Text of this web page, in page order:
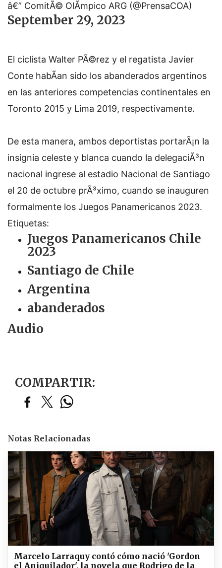
â€” ComitÃ© OlÃ­mpico ARG (@PrensaCOA)
September 29, 2023
El ciclista Walter PÃ©rez y el regatista Javier
Conte habÃ­an sido los abanderados argentinos
en las anteriores competencias continentales en
Toronto 2015 y Lima 2019, respectivamente.
De esta manera, ambos deportistas portarÃ¡n la
insignia celeste y blanca cuando la delegaciÃ³n
nacional ingrese al estadio Nacional de Santiago
el 20 de octubre prÃ³ximo, cuando se inauguren
formalmente los Juegos Panamericanos 2023.
Etiquetas:
Juegos Panamericanos Chile
2023
Santiago de Chile
Argentina
abanderados
Audio
COMPARTIR:
Notas Relacionadas
Marcelo Larraquy contó cómo nació 'Gordon
el Aniquilador', la novela que Rodrigo de la